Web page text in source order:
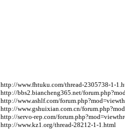
http://www.fhtuku.com/thread-2305738-1-
http://bbs2.biancheng365.net/
http://www.ashlf.com/
http://www.gshuixian.com.cn/
http://servo-rep.com/
http://www.kz1.org/thread-28212-1-1.html